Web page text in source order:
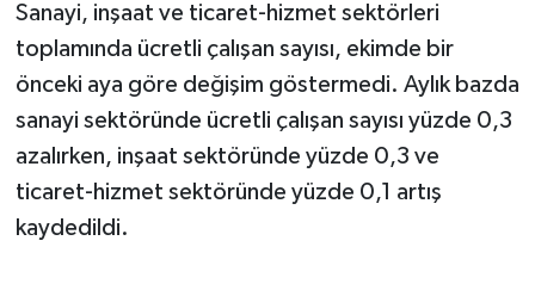
Sanayi, inşaat ve ticaret-hizmet sektörleri
toplamında ücretli çalışan sayısı, ekimde bir
önceki aya göre değişim göstermedi. Aylık bazda
sanayi sektöründe ücretli çalışan sayısı yüzde 0,3
azalırken, inşaat sektöründe yüzde 0,3 ve
ticaret-hizmet sektöründe yüzde 0,1 artış
kaydedildi.